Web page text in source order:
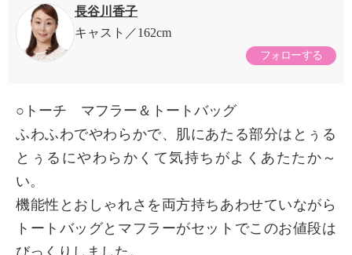
長谷川香子
キャスト
162cm
フォローする
○トーチ マフラー＆トートバッグ
ふわふわでやわらかで、肌にあたる部分はとぅる
とぅるにやわらかくて気持ちがよくあたたか～
い。
機能性とおしゃれさを両方持ちあわせていながら
トートバッグとマフラーがセットでこのお値段は
びっくりしました。